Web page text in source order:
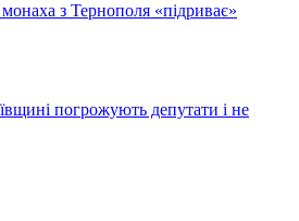
з Тернополя «підриває»
погрожують депутати і не